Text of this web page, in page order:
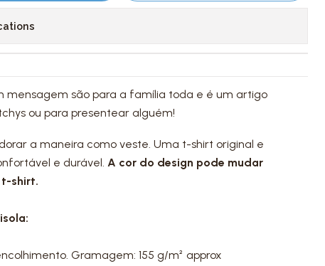
mensagem são para a família toda e é um artigo
ou para presentear alguém!
a maneira como veste. Uma t-shirt original e
e durável. A cor do design pode mudar
shirt.
Gramagem: 155 g/m² approx